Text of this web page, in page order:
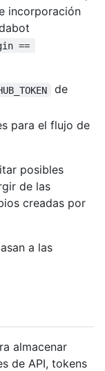
incorporación
==
de
para el flujo de
posibles
de las
creadas por
a las
almacenar
de API, tokens